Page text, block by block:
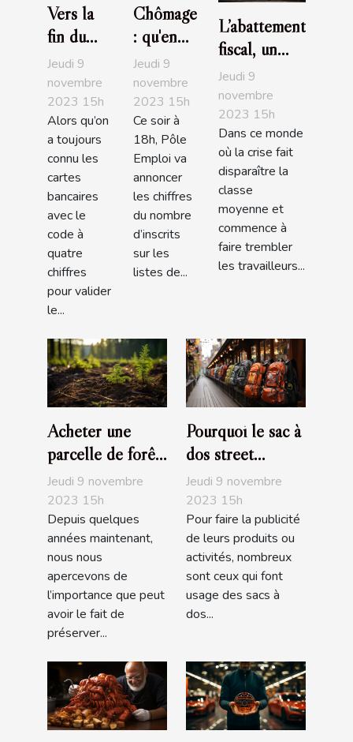
Vers la
fin du
code
pour les
carte
bancaire
?
Jeudi 9
novembre
2023 15h
Alors qu’on
a toujours
connu les
cartes
bancaires
avec le
code à
quatre
chiffres
pour valider
le...
Chômage
: qu'en
est-il
entre les
deux
tours?
Jeudi 9
novembre
2023 15h
Ce soir à
18h, Pôle
Emploi va
annoncer
les chiffres
du nombre
d’inscrits
sur les
listes de...
L’abattement
fiscal, un
bon moyen
de
redescendre
dans les
barèmes
Jeudi 9
novembre
2023 15h
Dans ce monde
où la crise fait
disparaître la
classe
moyenne et
commence à
faire trembler
les travailleurs...
Acheter une
parcelle de forêt,
un investissement
écologique
Jeudi 9 novembre
2023 15h
Depuis quelques
années maintenant,
nous nous
apercevons de
l’importance que peut
avoir le fait de
préserver...
Pourquoi le sac à
dos street
marketing est
pratique ?
Jeudi 9 novembre
2023 15h
Pour faire la publicité
de leurs produits ou
activités, nombreux
sont ceux qui font
usage des sacs à
dos...